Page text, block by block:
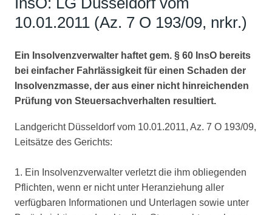
10.01.2011 (Az. 7 O 193/09, nrkr.)
Ein Insolvenzverwalter haftet gem. § 60 InsO bereits
bei einfacher Fahrlässigkeit für einen Schaden der
Insolvenzmasse, der aus einer nicht hinreichenden
Prüfung von Steuersachverhalten resultiert.
Landgericht Düsseldorf vom 10.01.2011, Az. 7 O 193/09,
Leitsätze des Gerichts:
1. Ein Insolvenzverwalter verletzt die ihm obliegenden
Pflichten, wenn er nicht unter Heranziehung aller
verfügbaren Informationen und Unterlagen sowie unter